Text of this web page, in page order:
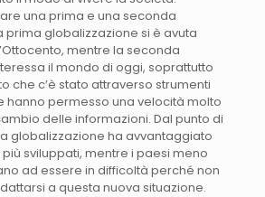
una prima e una seconda
prima globalizzazione si è avuta
mentre la seconda
il mondo di oggi, soprattutto
che c’è stato attraverso strumenti
hanno permesso una velocità molto
delle informazioni. Dal punto di
globalizzazione ha avvantaggiato
sviluppati, mentre i paesi meno
ad essere in difficoltà perché non
a questa nuova situazione.